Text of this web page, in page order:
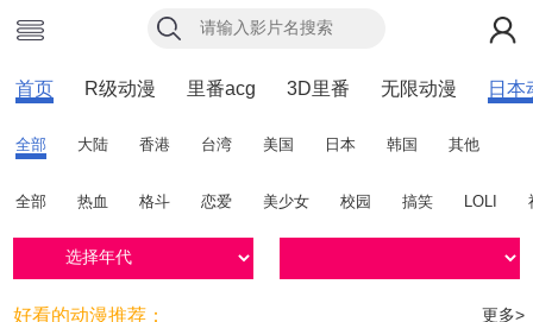
首页 R级动漫 里番acg 3D里番 无限动漫 日本
全部 大陆 香港 台湾 美国 日本 韩国 其他
全部 热血 格斗 恋爱 美少女 校园 搞笑 LOLI
更多>
好看的动漫推荐：